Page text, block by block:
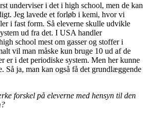
underviser i det i high school, men de kan
Jeg lavede et forløb i kemi, hvor vi
i fast form. Så eleverne skulle udvikle
ud fra det. I USA handler
school mest om gasser og stoffer i
vil man måske kun bruge 10 ud af de
er i det periodiske system. Men her kunne
Så ja, man kan også få det grundlæggende
rke forskel på eleverne med hensyn til den